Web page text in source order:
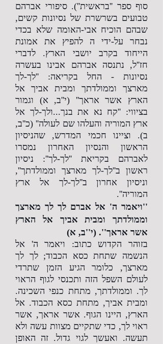
סוף ספר ''בראשית''). סיפורי אברהם
טבועים בשרשרת של נסיונות קשים,
שבהם הוכיח אבי-האומה שלא בכדי
נבחר על-ידי ה להפיץ את אמונת
הייחוד בקרב יושבי הארץ. לדברי
חז''ל, נתנסה אברהם אבינו בעשרה
נסיונות - החל בקריאה: ''לך-לך
מארצך וממולדתך ומבית אביך אל
הארץ אשר אראך'' (י''ב, א) וגמור
בציווי: ''קח נא את בנך...ולך-לך אל
ארץ המוריה והעלהו שם לעולה'' (כ''ב,
ב). וציינו חכמי המדרש, שהניסיון
הראשון והנסיון האחרון נמסרו
לאברהם בקריאת ''לך-לך'': ניסיון
ראשון ב''לך-לך מארצך וממולדתך'',
וניסיון אחרון ב''לך-לך אל ארץ
המוריה''.
''ויאמר ה' אל אברם לך לך מארצך
וממולדתך ומבית אביך אל הארץ
אשר אראך''. (י''ב, א)
בזוהר הקדוש כתוב: ויאמר ה' אל
הנשמה שתחת כסא הכבוד; לך לך
מארצך, כלומר הגיע הזמן שתרדי
לעולם השפל הזה ותכנסי לגוף הראוי
לך. וממולדתך, מתחת כנפי השכינה.
ומבית אביך, מתחת כסא הכבוד. אל
הארץ, היינו הגוף. אשר אראך, אשר
ראוי לך, כדי שתקיים מצוות עשה ולא
תעשה. ואעשך לגוי גדול. זה האופן